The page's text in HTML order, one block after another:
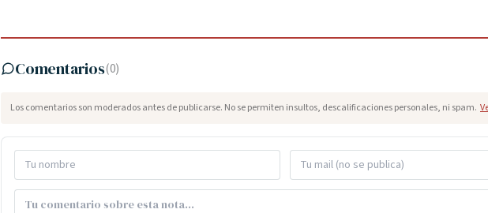
Comentarios(0)
Los comentarios son moderados antes de publicarse. No se permiten insultos, descalificaciones personales, ni spam.